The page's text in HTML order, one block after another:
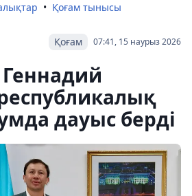
Қоғам тынысы
07:41, 15 наурыз 2026
Қоғам
Геннадий
дауыс берді